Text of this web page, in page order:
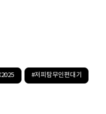
#저피탐무인편대기